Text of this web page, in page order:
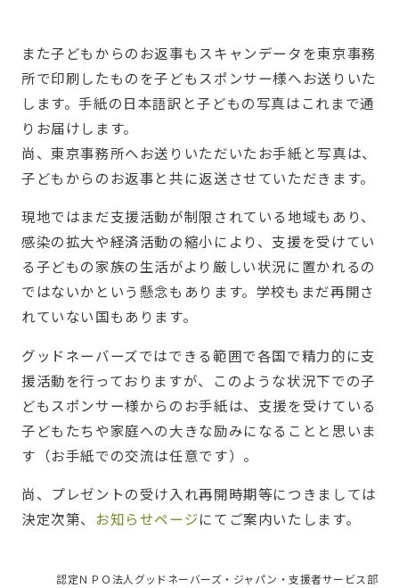
また子どもからのお返事もスキャンデータを東京事務
所で印刷したものを子どもスポンサー様へお送りいた
します。手紙の日本語訳と子どもの写真はこれまで通
りお届けします。
尚、東京事務所へお送りいただいたお手紙と写真は、
子どもからのお返事と共に返送させていただきます。
現地ではまだ支援活動が制限されている地域もあり、
感染の拡大や経済活動の縮小により、支援を受けてい
る子どもの家族の生活がより厳しい状況に置かれるの
ではないかという懸念もあります。学校もまだ再開さ
れていない国もあります。
グッドネーバーズではできる範囲で各国で精力的に支
援活動を行っておりますが、このような状況下での子
どもスポンサー様からのお手紙は、支援を受けている
子どもたちや家庭への大きな励みになることと思いま
す（お手紙での交流は任意です）。
尚、プレゼントの受け入れ再開時期等につきましては
決定次第、 お知らせページにてご案内いたします。
認定ＮＰＯ法人グッドネーバーズ・ジャパン・支援者サービス部